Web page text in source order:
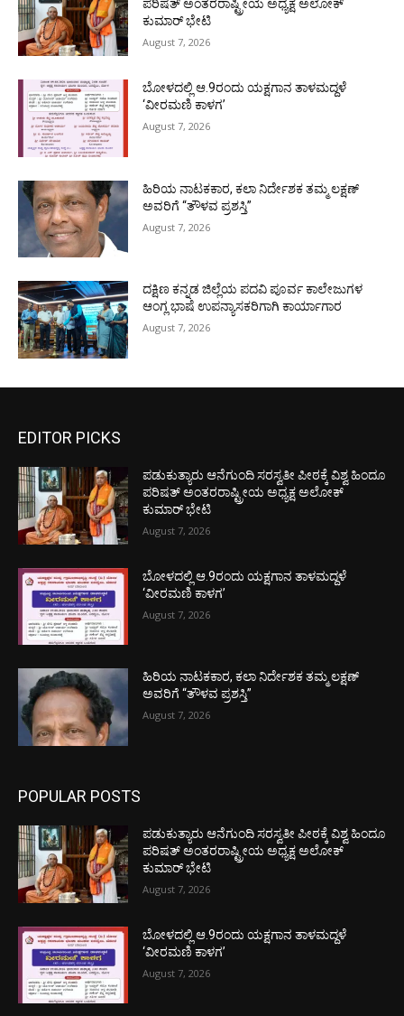
ಪರಿಷತ್ ಅಂತರರಾಷ್ಟ್ರೀಯ ಅಧ್ಯಕ್ಷ ಅಲೋಕ್
ಕುಮಾರ್ ಭೇಟಿ
August 7, 2026
ಬೋಳದಲ್ಲಿ ಆ.9ರಂದು ಯಕ್ಷಗಾನ ತಾಳಮದ್ದಳೆ
‘ವೀರಮಣಿ ಕಾಳಗ’
August 7, 2026
ಹಿರಿಯ ನಾಟಕಕಾರ, ಕಲಾ ನಿರ್ದೇಶಕ ತಮ್ಮ ಲಕ್ಷಣ್
ಅವರಿಗೆ “ತೌಳವ ಪ್ರಶಸ್ತಿ”
August 7, 2026
ದಕ್ಷಿಣ ಕನ್ನಡ ಜಿಲ್ಲೆಯ ಪದವಿ ಪೂರ್ವ ಕಾಲೇಜುಗಳ
ಆಂಗ್ಲ ಭಾಷೆ ಉಪನ್ಯಾಸಕರಿಗಾಗಿ ಕಾರ್ಯಾಗಾರ
August 7, 2026
EDITOR PICKS
ಪಡುಕುತ್ಯಾರು ಆನೆಗುಂದಿ ಸರಸ್ವತೀ ಪೀಠಕ್ಕೆ ವಿಶ್ವ ಹಿಂದೂ
ಪರಿಷತ್ ಅಂತರರಾಷ್ಟ್ರೀಯ ಅಧ್ಯಕ್ಷ ಅಲೋಕ್
ಕುಮಾರ್ ಭೇಟಿ
August 7, 2026
ಬೋಳದಲ್ಲಿ ಆ.9ರಂದು ಯಕ್ಷಗಾನ ತಾಳಮದ್ದಳೆ
‘ವೀರಮಣಿ ಕಾಳಗ’
August 7, 2026
ಹಿರಿಯ ನಾಟಕಕಾರ, ಕಲಾ ನಿರ್ದೇಶಕ ತಮ್ಮ ಲಕ್ಷಣ್
ಅವರಿಗೆ “ತೌಳವ ಪ್ರಶಸ್ತಿ”
August 7, 2026
POPULAR POSTS
ಪಡುಕುತ್ಯಾರು ಆನೆಗುಂದಿ ಸರಸ್ವತೀ ಪೀಠಕ್ಕೆ ವಿಶ್ವ ಹಿಂದೂ
ಪರಿಷತ್ ಅಂತರರಾಷ್ಟ್ರೀಯ ಅಧ್ಯಕ್ಷ ಅಲೋಕ್
ಕುಮಾರ್ ಭೇಟಿ
August 7, 2026
ಬೋಳದಲ್ಲಿ ಆ.9ರಂದು ಯಕ್ಷಗಾನ ತಾಳಮದ್ದಳೆ
‘ವೀರಮಣಿ ಕಾಳಗ’
August 7, 2026